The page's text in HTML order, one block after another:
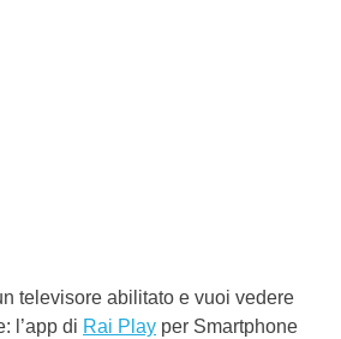
televisore abilitato e vuoi vedere
l’app di Rai Play per Smartphone